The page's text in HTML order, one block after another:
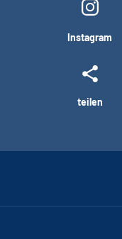
Instagram
teilen